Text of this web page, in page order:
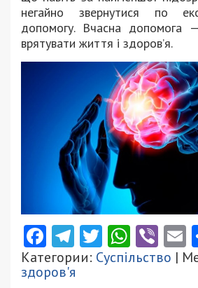
негайно звернутися по
допомогу. Вчасна допомога
врятувати життя і здоров’я.
Facebook
Telegram
Twitter
Категории: Суспільство |
здоров'я